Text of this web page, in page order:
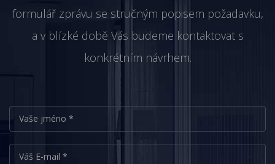
formulář zprávu se stručným popisem požadavku,
a v blízké době Vás budeme kontaktovat s
konkrétním návrhem.